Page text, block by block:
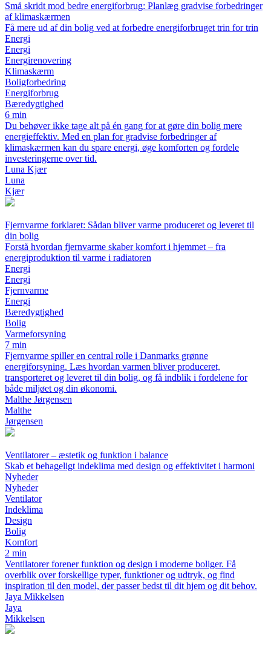
Små skridt mod bedre energiforbrug: Planlæg gradvise forbedringer
af klimaskærmen
Få mere ud af din bolig ved at forbedre energiforbruget trin for trin
Energi
Energi
Energirenovering
Klimaskærm
Boligforbedring
Energiforbrug
Bæredygtighed
6 min
Du behøver ikke tage alt på én gang for at gøre din bolig mere
energieffektiv. Med en plan for gradvise forbedringer af
klimaskærmen kan du spare energi, øge komforten og fordele
investeringerne over tid.
Luna Kjær
Luna
Kjær
Fjernvarme forklaret: Sådan bliver varme produceret og leveret til
din bolig
Forstå hvordan fjernvarme skaber komfort i hjemmet – fra
energiproduktion til varme i radiatoren
Energi
Energi
Fjernvarme
Energi
Bæredygtighed
Bolig
Varmeforsyning
7 min
Fjernvarme spiller en central rolle i Danmarks grønne
energiforsyning. Læs hvordan varmen bliver produceret,
transporteret og leveret til din bolig, og få indblik i fordelene for
både miljøet og din økonomi.
Malthe Jørgensen
Malthe
Jørgensen
Ventilatorer – æstetik og funktion i balance
Skab et behageligt indeklima med design og effektivitet i harmoni
Nyheder
Nyheder
Ventilator
Indeklima
Design
Bolig
Komfort
2 min
Ventilatorer forener funktion og design i moderne boliger. Få
overblik over forskellige typer, funktioner og udtryk, og find
inspiration til den model, der passer bedst til dit hjem og dit behov.
Jaya Mikkelsen
Jaya
Mikkelsen